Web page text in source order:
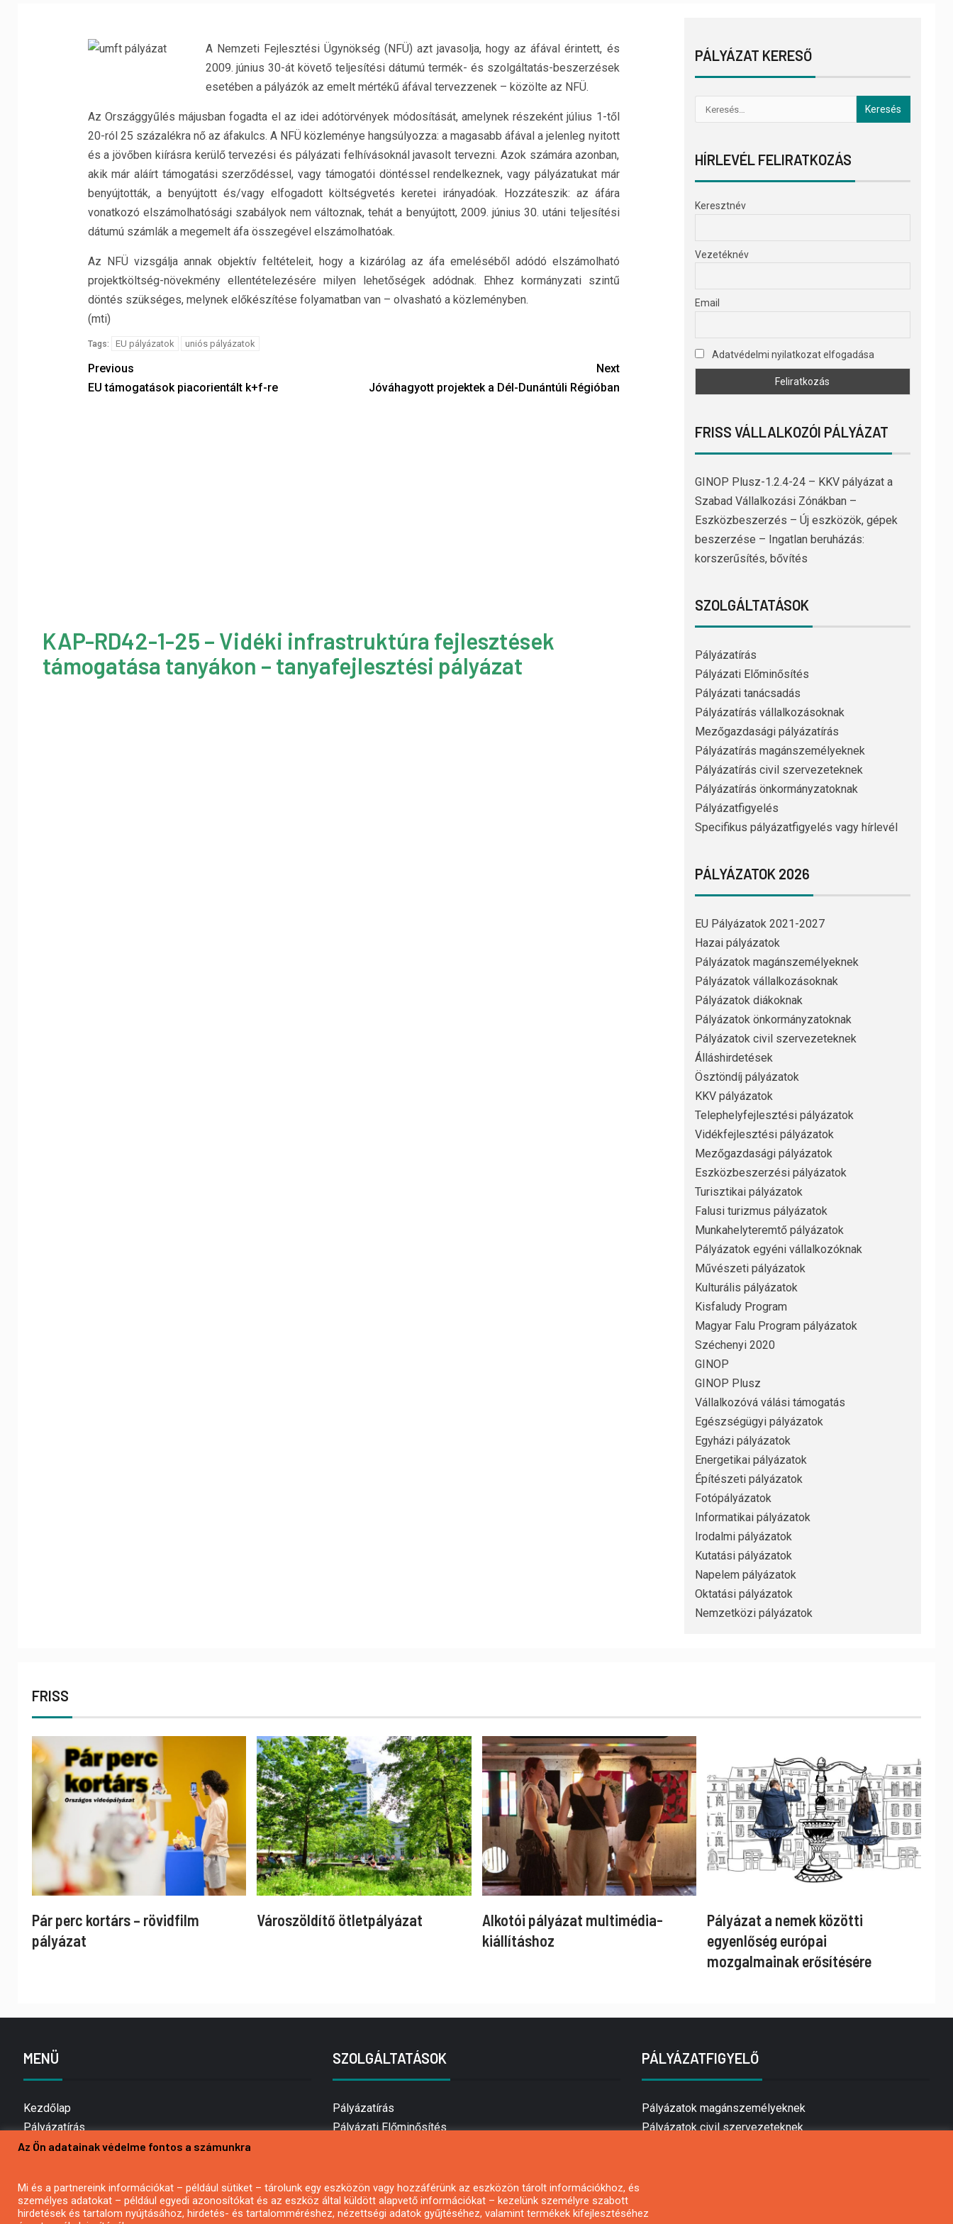
A Nemzeti Fejlesztési Ügynökség (NFÜ) azt javasolja, hogy az áfával érintett, és
2009. június 30-át követő teljesítési dátumú termék- és szolgáltatás-beszerzések
esetében a pályázók az emelt mértékű áfával tervezzenek – közölte az NFÜ.
Az Országgyűlés májusban fogadta el az idei adótörvények módosítását, amelynek részeként július 1-től
20-ról 25 százalékra nő az áfakulcs. A NFÜ közleménye hangsúlyozza: a magasabb áfával a jelenleg nyitott
és a jövőben kiírásra kerülő tervezési és pályázati felhívásoknál javasolt tervezni. Azok számára azonban,
akik már aláírt támogatási szerződéssel, vagy támogatói döntéssel rendelkeznek, vagy pályázatukat már
benyújtották, a benyújtott és/vagy elfogadott költségvetés keretei irányadóak. Hozzáteszik: az áfára
vonatkozó elszámolhatósági szabályok nem változnak, tehát a benyújtott, 2009. június 30. utáni teljesítési
dátumú számlák a megemelt áfa összegével elszámolhatóak.
Az NFÜ vizsgálja annak objektív feltételeit, hogy a kizárólag az áfa emeléséből adódó elszámolható
projektköltség-növekmény ellentételezésére milyen lehetőségek adódnak. Ehhez kormányzati szintű
döntés szükséges, melynek előkészítése folyamatban van – olvasható a közleményben.
(mti)
Tags: EU pályázatok uniós pályázatok
Previous
EU támogatások piacorientált k+f-re
Next
Jóváhagyott projektek a Dél-Dunántúli Régióban
KAP-RD42-1-25 – Vidéki infrastruktúra fejlesztések
támogatása tanyákon – tanyafejlesztési pályázat
PÁLYÁZAT KERESŐ
HÍRLEVÉL FELIRATKOZÁS
Keresztnév
Vezetéknév
Email
Adatvédelmi nyilatkozat elfogadása
FRISS VÁLLALKOZÓI PÁLYÁZAT
GINOP Plusz-1.2.4-24 – KKV pályázat a
Szabad Vállalkozási Zónákban –
Eszközbeszerzés – Új eszközök, gépek
beszerzése – Ingatlan beruházás:
korszerűsítés, bővítés
SZOLGÁLTATÁSOK
Pályázatírás
Pályázati Előminősítés
Pályázati tanácsadás
Pályázatírás vállalkozásoknak
Mezőgazdasági pályázatírás
Pályázatírás magánszemélyeknek
Pályázatírás civil szervezeteknek
Pályázatírás önkormányzatoknak
Pályázatfigyelés
Specifikus pályázatfigyelés vagy hírlevél
PÁLYÁZATOK 2026
EU Pályázatok 2021-2027
Hazai pályázatok
Pályázatok magánszemélyeknek
Pályázatok vállalkozásoknak
Pályázatok diákoknak
Pályázatok önkormányzatoknak
Pályázatok civil szervezeteknek
Álláshirdetések
Ösztöndíj pályázatok
KKV pályázatok
Telephelyfejlesztési pályázatok
Vidékfejlesztési pályázatok
Mezőgazdasági pályázatok
Eszközbeszerzési pályázatok
Turisztikai pályázatok
Falusi turizmus pályázatok
Munkahelyteremtő pályázatok
Pályázatok egyéni vállalkozóknak
Művészeti pályázatok
Kulturális pályázatok
Kisfaludy Program
Magyar Falu Program pályázatok
Széchenyi 2020
GINOP
GINOP Plusz
Vállalkozóvá válási támogatás
Egészségügyi pályázatok
Egyházi pályázatok
Energetikai pályázatok
Építészeti pályázatok
Fotópályázatok
Informatikai pályázatok
Irodalmi pályázatok
Kutatási pályázatok
Napelem pályázatok
Oktatási pályázatok
Nemzetközi pályázatok
FRISS
Pár perc kortárs – rövidfilm
pályázat
Városzöldítő ötletpályázat
Alkotói pályázat multimédia-
kiállításhoz
Pályázat a nemek közötti
egyenlőség európai
mozgalmainak erősítésére
MENÜ
Kezdőlap
Pályázatírás
Bemutatkozás
Hírlevél feliratkozás
Impresszum
SZOLGÁLTATÁSOK
Pályázatírás
Pályázati Előminősítés
Mezőgazdasági pályázatírás
Pályázatírás magánszemélyeknek
PÁLYÁZATFIGYELŐ
Pályázatok magánszemélyeknek
Pályázatok civil szervezeteknek
Az Ön adatainak védelme fontos a számunkra
Mi és a partnereink információkat – például sütiket – tárolunk egy eszközön vagy hozzáférünk az eszközön tárolt információkhoz, és
személyes adatokat – például egyedi azonosítókat és az eszköz által küldött alapvető információkat – kezelünk személyre szabott
hirdetések és tartalom nyújtásához, hirdetés- és tartalomméréshez, nézettségi adatok gyűjtéséhez, valamint termékek kifejlesztéséhez